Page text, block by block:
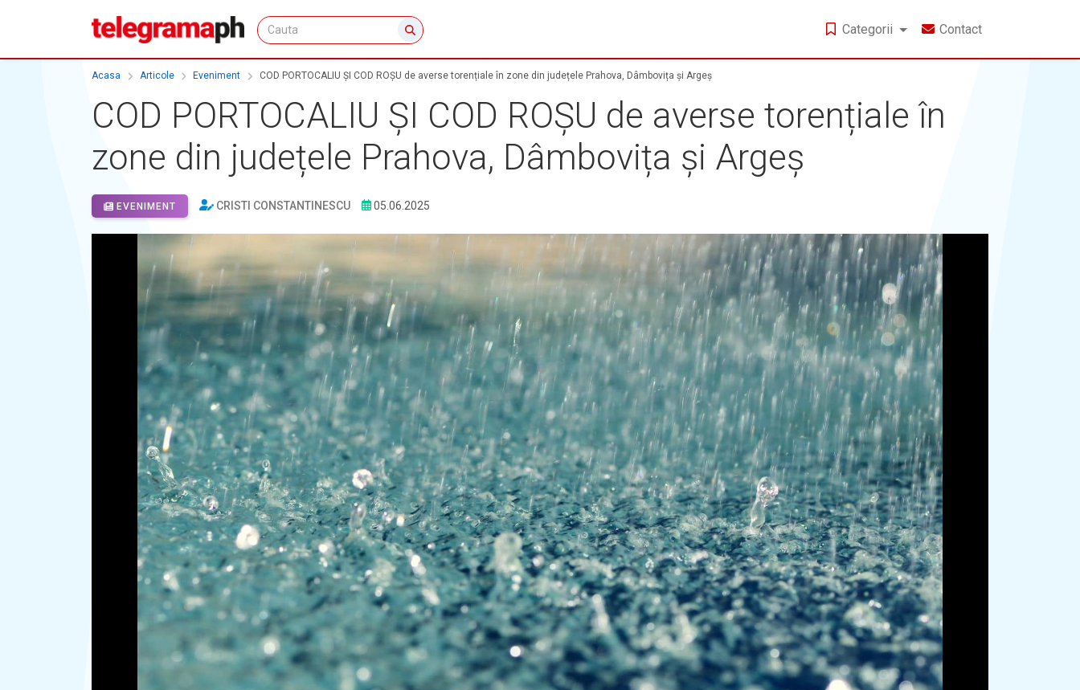
Categorii Contact
Acasa Articole Eveniment COD PORTOCALIU ȘI COD ROȘU de averse torențiale în zone din județele Prahova, Dâmbovița și Argeș
COD PORTOCALIU ȘI COD ROȘU de averse torențiale în
zone din județele Prahova, Dâmbovița și Argeș
EVENIMENT CRISTI CONSTANTINESCU 05.06.2025